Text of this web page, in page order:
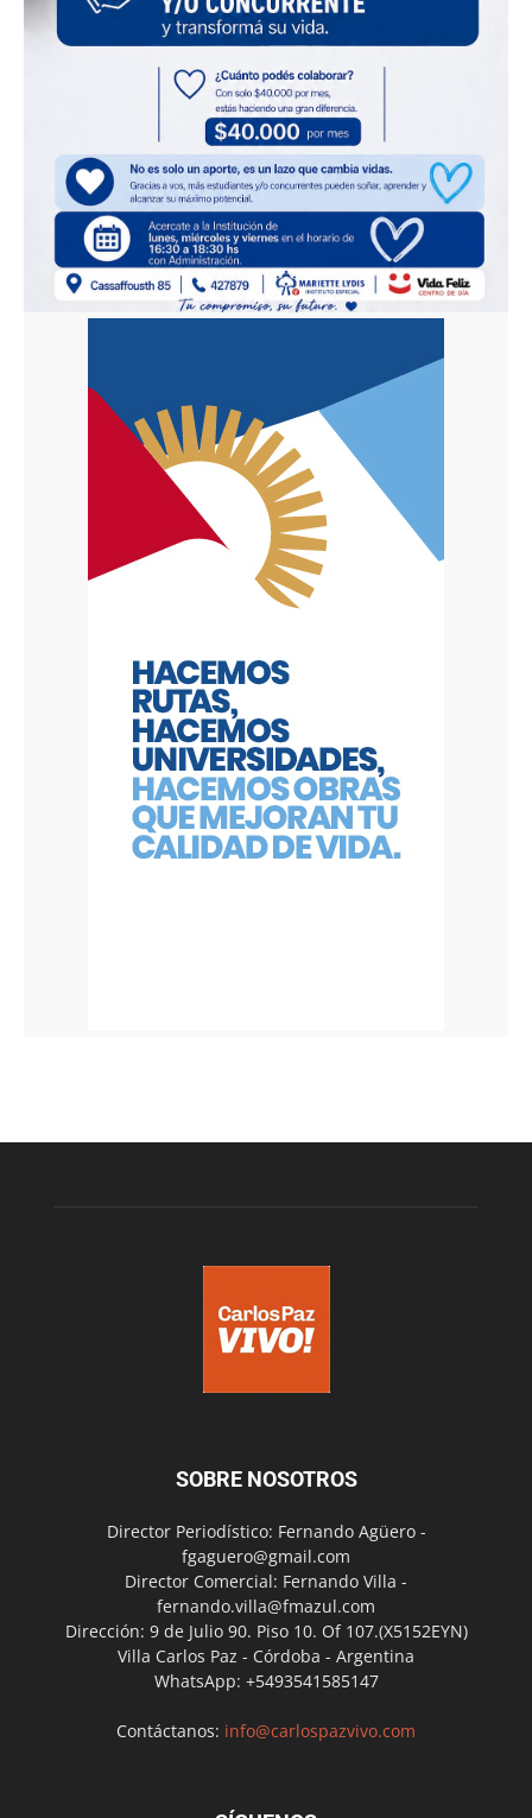
SOBRE NOSOTROS
Director Periodístico: Fernando Agüero -
fgaguero@gmail.com
Director Comercial: Fernando Villa -
fernando.villa@fmazul.com
Dirección: 9 de Julio 90. Piso 10. Of 107.(X5152EYN)
Villa Carlos Paz - Córdoba - Argentina
WhatsApp: +5493541585147
Contáctanos: info@carlospazvivo.com